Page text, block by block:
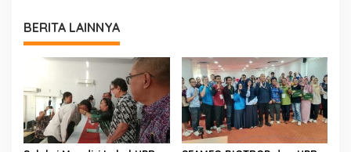
BERITA LAINNYA